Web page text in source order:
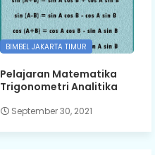
BIMBEL JAKARTA TIMUR
Pelajaran Matematika
Trigonometri Analitika
September 30, 2021